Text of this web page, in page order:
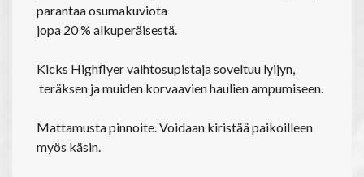
parantaa osumakuviota
jopa 20 % alkuperäisestä.
Kicks Highflyer vaihtosupistaja soveltuu lyijyn,
teräksen ja muiden korvaavien haulien ampumiseen.
Mattamusta pinnoite. Voidaan kiristää paikoilleen
myös käsin.